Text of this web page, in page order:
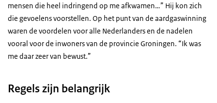
mensen die heel indringend op me afkwamen…” Hij kon zich
die gevoelens voorstellen. Op het punt van de aardgaswinning
waren de voordelen voor alle Nederlanders en de nadelen
vooral voor de inwoners van de provincie Groningen. “Ik was
me daar zeer van bewust.”
Regels zijn belangrijk